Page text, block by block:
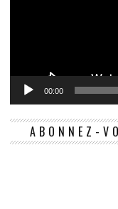
00:00
ABONNEZ-